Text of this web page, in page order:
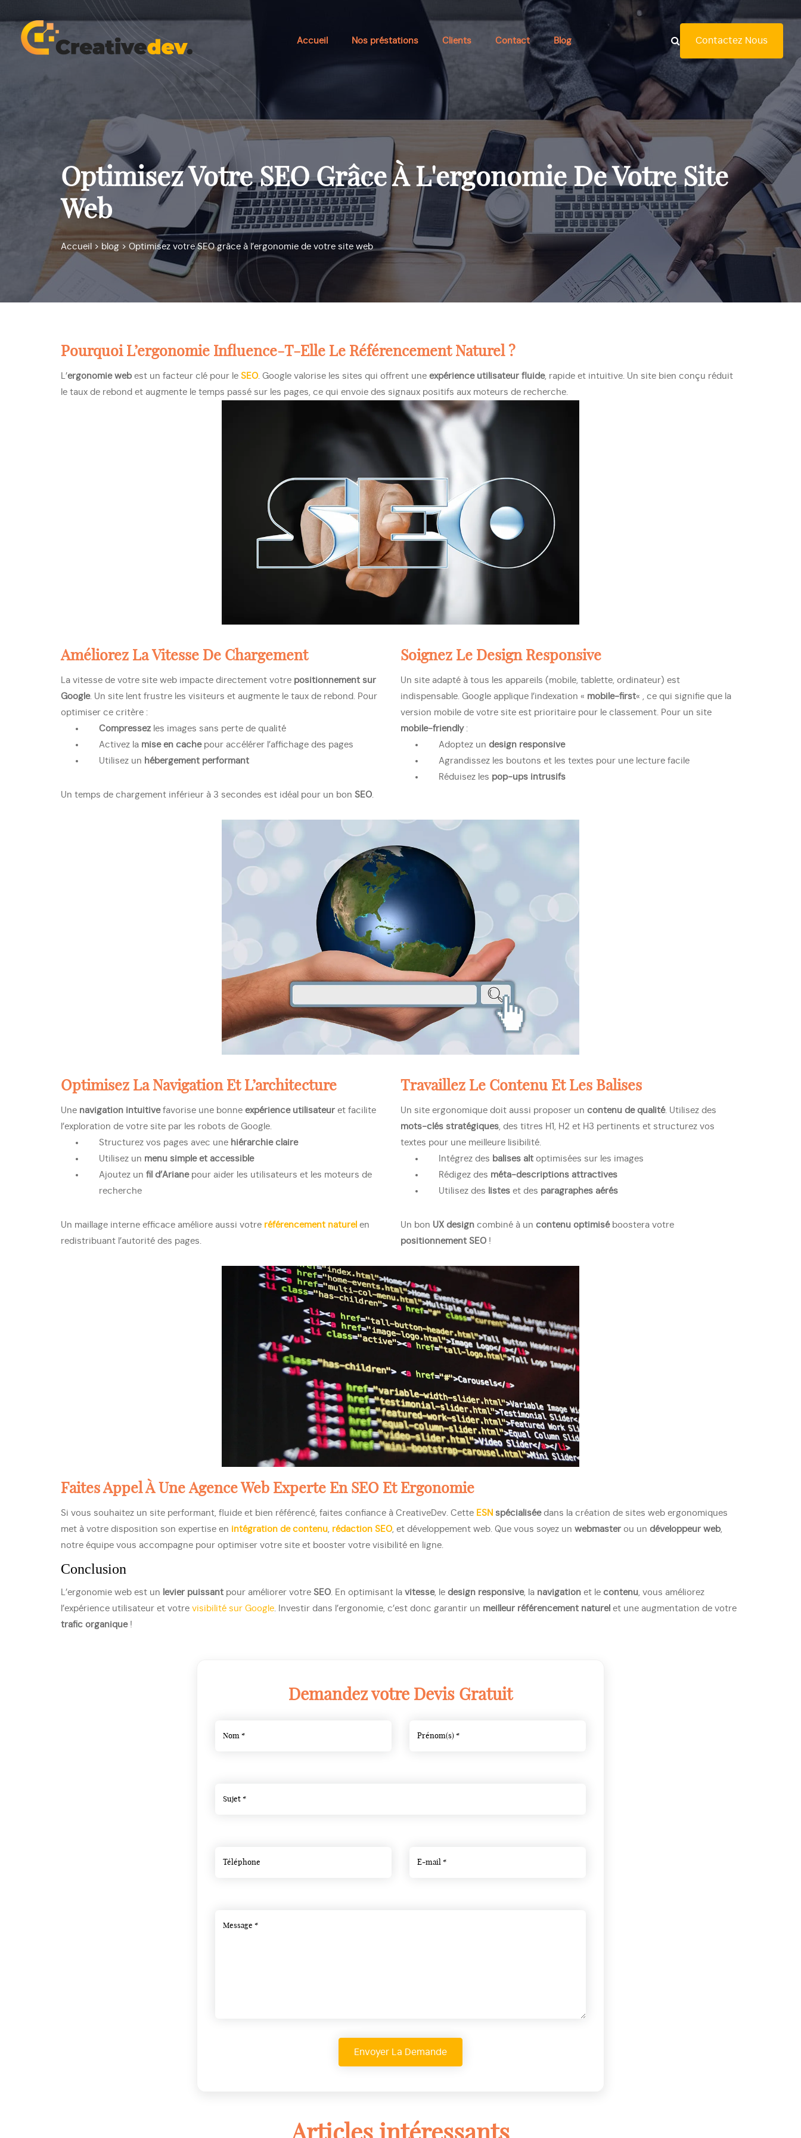
Accueil Nos préstations Clients Contact Blog Contactez Nous
Optimisez Votre SEO Grâce À L'ergonomie De Votre Site
Web
Accueil > blog > Optimisez votre SEO grâce à l’ergonomie de votre site web
Pourquoi L’ergonomie Influence-T-Elle Le Référencement Naturel?
L’ergonomie web est un facteur clé pour le SEO. Google valorise les sites qui offrent une expérience utilisateur fluide, rapide et intuitive. Un site bien conçu réduit
le taux de rebond et augmente le temps passé sur les pages, ce qui envoie des signaux positifs aux moteurs de recherche.
Améliorez La Vitesse De Chargement
La vitesse de votre site web impacte directement votre positionnement sur
Google. Un site lent frustre les visiteurs et augmente le taux de rebond. Pour
optimiser ce critère :
Compressez les images sans perte de qualité
Activez la mise en cachepour accélérer l’affichage des pages
Utilisez un hébergement performant
Un temps de chargement inférieur à 3 secondes est idéal pour un bon SEO.
Soignez Le Design Responsive
Un site adapté à tous les appareils (mobile, tablette, ordinateur) est
indispensable. Google applique l’indexation « mobile-first« , ce qui signifie que la
version mobile de votre site est prioritaire pour le classement. Pour un site
mobile-friendly:
Adoptez un design responsive
Agrandissez les boutons et les textes pour une lecture facile
Réduisez les pop-ups intrusifs
Optimisez La Navigation Et L’architecture
Une navigation intuitivefavorise une bonne expérience utilisateur et facilite
l’exploration de votre site par les robots de Google.
Structurez vos pages avec une hiérarchie claire
Utilisez un menu simple et accessible
Ajoutez un fil d’Arianepour aider les utilisateurs et les moteurs de
recherche
Un maillage interne efficace améliore aussi votre référencement naturel en
redistribuant l’autorité des pages.
Travaillez Le Contenu Et Les Balises
Un site ergonomique doit aussi proposer un contenu de qualité. Utilisez des
mots-clés stratégiques, des titres H1, H2 et H3 pertinents et structurez vos
textes pour une meilleure lisibilité.
Intégrez des balises alt optimisées sur les images
Rédigez des méta-descriptions attractives
Utilisez des listes et des paragraphes aérés
Un bon UX design combiné à un contenu optimiséboostera votre
positionnement SEO !
Faites Appel À UneAgence Web Experte En SEO Et Ergonomie
Si vous souhaitez un site performant, fluide et bien référencé, faites confiance à CreativeDev. Cette ESN spécialiséedans la création de sites web ergonomiques
met à votre disposition son expertise en intégration de contenu, rédaction SEO, et développement web. Que vous soyez un webmaster ou un développeur web,
notre équipe vous accompagne pour optimiser votre site et booster votre visibilité en ligne.
Conclusion
L’ergonomie web est un levier puissant pour améliorer votre SEO. En optimisant la vitesse, le design responsive, la navigation et le contenu, vous améliorez
l’expérience utilisateur et votre visibilité sur Google. Investir dans l’ergonomie, c’est donc garantir un meilleur référencement naturel et une augmentation de votre
trafic organique!
Demandez votre Devis Gratuit